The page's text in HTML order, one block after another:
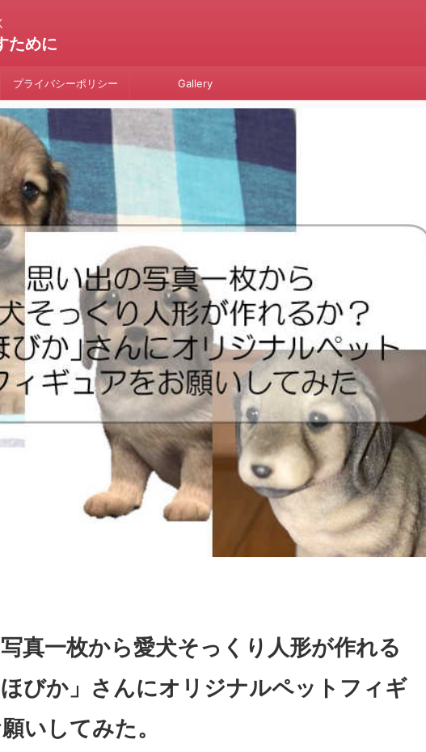
ために
プライバシーポリシー Gallery
真一枚から愛犬そっくり人形が作れる
びか」さんにオリジナルペットフィギ
いしてみた。